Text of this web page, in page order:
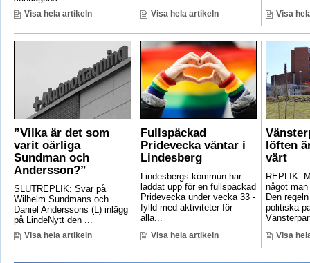
Visa hela artikeln Visa hela artikeln Visa
”Vilka är det som
varit oärliga
Sundman och
Andersson?”
SLUTREPLIK: Svar på
Wilhelm Sundmans och
Daniel Anderssons (L) inlägg
på LindeNytt den ...
Visa hela artikeln
Fullspäckad
Pridevecka väntar i
Lindesberg
Lindesbergs kommun har
laddat upp för en fullspäckad
Pridevecka under vecka 33 -
fylld med aktiviteter för
alla...
Visa hela artikeln
löften
värt
REPLIK:
något
Den
politiska
Visa